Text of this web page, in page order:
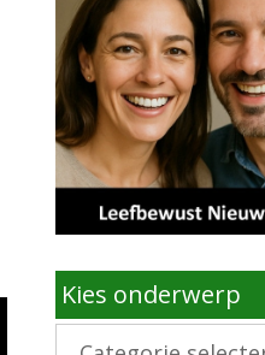
Kies onderwerp
Kies